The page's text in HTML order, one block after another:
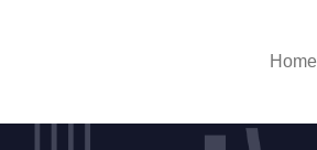
Home